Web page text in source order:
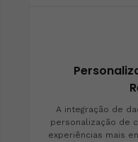
A integração de
personalização de
experiências mais